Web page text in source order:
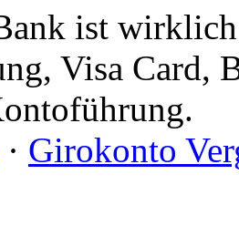
ist
Visa Card,
· Girokonto